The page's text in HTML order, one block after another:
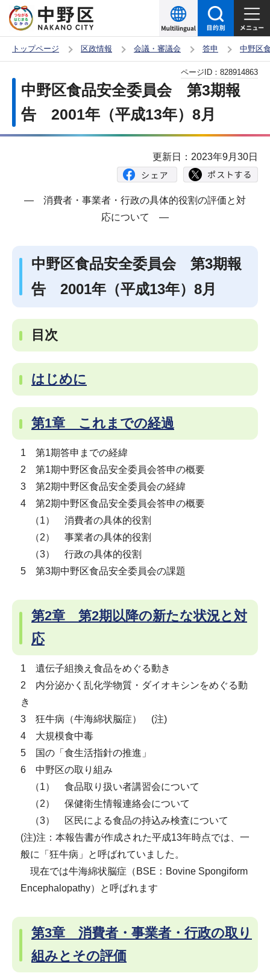
の
ー
トップページ 区政情報 会議・審議会 答申 中野区
か
中野区食品安全委員会 第3期報
告 2001年（平成13年）8月
ページID： 828914863
更新日：2023年9月30日
― 消費者・事業者・行政の具体的役割の評価と対
応について ―
中野区食品安全委員会 第3期報
告 2001年（平成13年）8月
目次
はじめに
第1章 これまでの経過
1 第1期答申までの経緯
2 第1期中野区食品安全委員会答申の概要
3 第2期中野区食品安全委員会の経緯
4 第2期中野区食品安全委員会答申の概要
（1） 消費者の具体的役割
（2） 事業者の具体的役割
（3） 行政の具体的役割
5 第3期中野区食品安全委員会の課題
第2章 第2期以降の新たな状況と対
応
1 遺伝子組換え食品をめぐる動き
2 内分泌かく乱化学物質・ダイオキシンをめぐる動
き
3 狂牛病（牛海綿状脳症） (注)
4 大規模食中毒
5 国の「食生活指針の推進」
6 中野区の取り組み
（1） 食品取り扱い者講習会について
（2） 保健衛生情報連絡会について
（3） 区民による食品の持込み検査について
(注)注：本報告書が作成された平成13年時点では、一
般に「狂牛病」と呼ばれていました。
現在では牛海綿状脳症（BSE：Bovine Spongiform
Encephalopathy）と呼ばれます
第3章 消費者・事業者・行政の取り
組みとその評価